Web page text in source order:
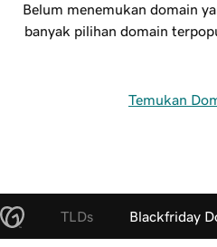
Belum menemukan domain
banyak pilihan domain
Temukan
TLDs Blackfriday